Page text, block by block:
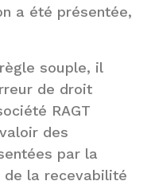
a été présentée,
souple, il
de droit
RAGT
des
par la
la recevabilité